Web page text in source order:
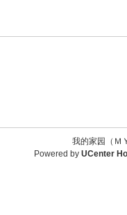
我的家园（
Powered by UCenter